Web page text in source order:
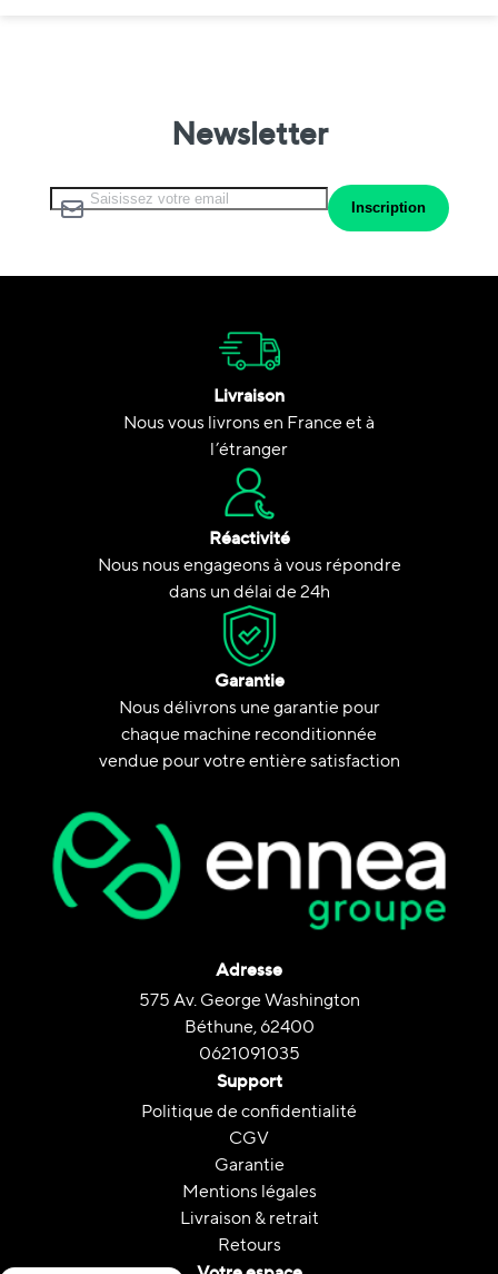
Newsletter
Inscription à notre lettre d’information :
Inscription
Livraison
Nous vous livrons en France et à
l’étranger
Réactivité
Nous nous engageons à vous répondre
dans un délai de 24h
Garantie
Nous délivrons une garantie pour
chaque machine reconditionnée
vendue pour votre entière satisfaction
Adresse
575 Av. George Washington
Béthune, 62400
0621091035
Support
Politique de confidentialité
CGV
Garantie
Mentions légales
Livraison & retrait
Retours